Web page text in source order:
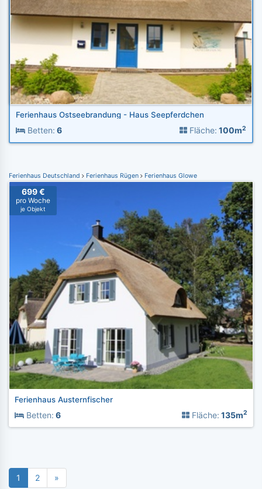
Ferienhaus Ostseebrandung - Haus Seepferdchen
Betten: 6 Fläche: 100m2
Ferienhaus Deutschland Ferienhaus Rügen Ferienhaus Glowe
699 €
pro Woche
je Objekt
Ferienhaus Austernfischer
Betten: 6 Fläche: 135m2
1 2 »